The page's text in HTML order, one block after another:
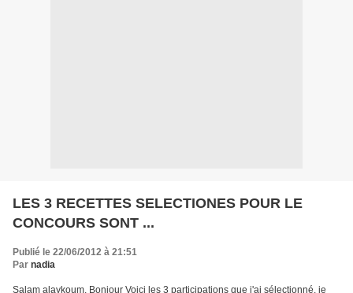
LES 3 RECETTES SELECTIONES POUR LE
CONCOURS SONT ...
Publié le 22/06/2012 à 21:51
Par nadia
Salam alaykoum, Bonjour Voici les 3 participations que j'ai sélectionné, je